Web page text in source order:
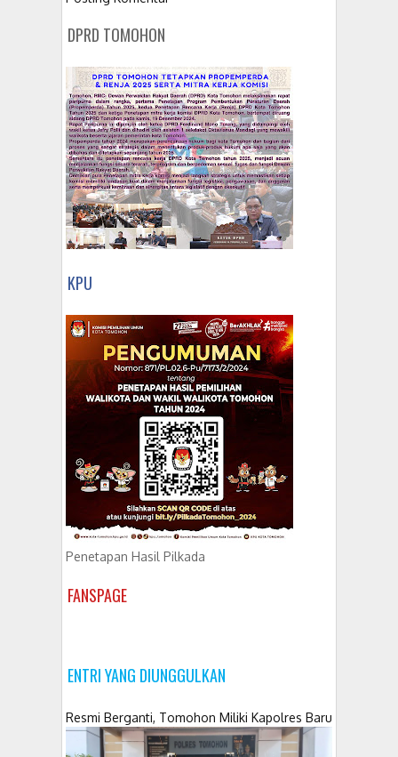
DPRD TOMOHON
KPU
Penetapan Hasil Pilkada
FANSPAGE
ENTRI YANG DIUNGGULKAN
Resmi Berganti, Tomohon Miliki Kapolres Baru